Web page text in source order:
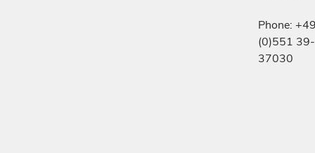
Phone:
(0)551 39-
37030